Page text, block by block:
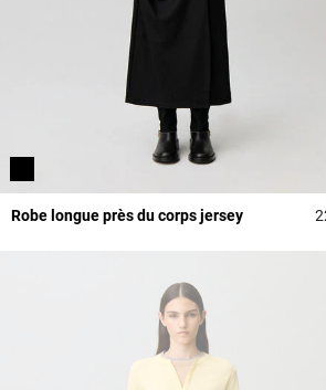
Robe longue près du corps jersey